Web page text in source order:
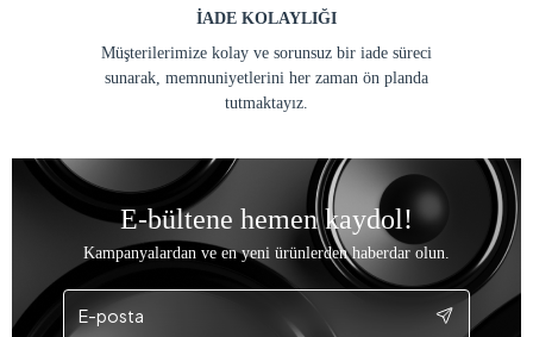
İADE KOLAYLIĞI
Müşterilerimize kolay ve sorunsuz bir iade süreci
sunarak, memnuniyetlerini her zaman ön planda
tutmaktayız.
E-bültene hemen kaydol!
Kampanyalardan ve en yeni ürünlerden haberdar olun.